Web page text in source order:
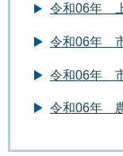
令和06年 上
令和06年
令和06年
令和06年 農